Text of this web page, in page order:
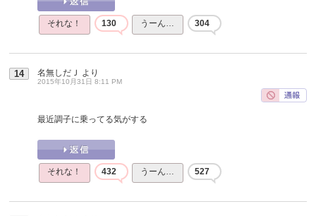
それな！ 130 うーん… 304
14 名無しだＪ より
2015年10月31日 8:11 PM
最近調子に乗ってる気がする
それな！ 432 うーん… 527